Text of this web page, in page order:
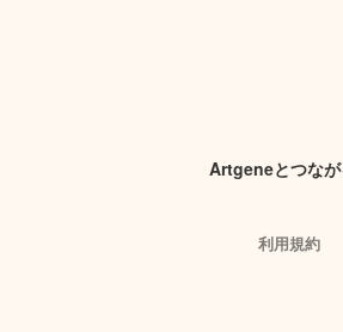
Artgeneとつなが
利用規約